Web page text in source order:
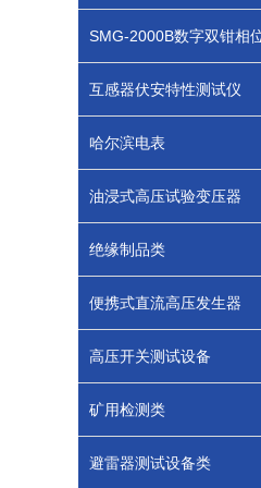
SMG-2000B数字双钳相
互感器伏安特性测试仪
哈尔滨电表
油浸式高压试验变压器
绝缘制品类
便携式直流高压发生器
高压开关测试设备
矿用检测类
避雷器测试设备类